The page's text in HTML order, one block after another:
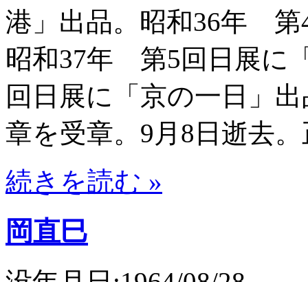
港」出品。昭和36年 第
昭和37年 第5回日展に
回日展に「京の一日」
章を受章。9月8日逝去
続きを読む »
岡直巳